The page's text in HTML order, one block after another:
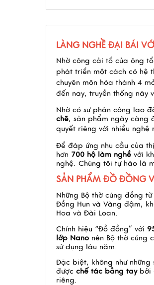
LÀNG NGHỀ ĐẠI BÁI
Nhờ công cải tổ của ông
phát triển một cách có hệ
chuyên môn hóa thành 4
đến nay, truyền thống này
Nhờ có sự phân công lao
chẽ, sản phẩm ngày càng
quyết riêng với nhiều
Để đáp ứng nhu cầu của
hơn 700 hộ làm nghề với
nghệ. Chúng tôi tự hào là
SẢN PHẨM ĐỒ ĐỒNG
Những Bộ thờ cúng đồng
Đồng Hun và Vàng đậm,
Hoa và Đài Loan.
Chính hiệu “Đồ đồng” với
lớp Nano nên Bộ thờ cúng
sử dụng lâu năm.
Đặc biệt, không như
được chế tác bằng taybởi
riêng.